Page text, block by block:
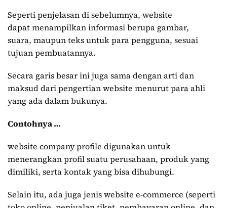
Seperti penjelasan di sebelumnya, website
dapat menampilkan informasi berupa gambar,
suara, maupun teks untuk para pengguna, sesuai
tujuan pembuatannya.
Secara garis besar ini juga sama dengan arti dan
maksud dari pengertian website menurut para ahli
yang ada dalam bukunya.
Contohnya …
website company profile digunakan untuk
menerangkan profil suatu perusahaan, produk yang
dimiliki, serta kontak yang bisa dihubungi.
Selain itu, ada juga jenis website e-commerce (seperti